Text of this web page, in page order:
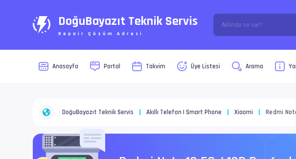
DoğuBayazıt Teknik Servis
Repair Çözüm Adresi
Anasayfa Portal Takvim Üye Listesi Arama
DoğuBayazıt Teknik Servis Akıllı Telefon | Smart Phone Xiaomi Redmi